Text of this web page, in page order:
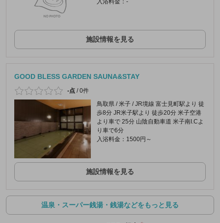
入浴料金：-
施設情報を見る
GOOD BLESS GARDEN SAUNA&STAY
-点 /0件
鳥取県 / 米子 / JR境線 富士見町駅より 徒
歩8分 JR米子駅より 徒歩20分 米子空港
より車で 25分 山陰自動車道 米子南I.Cよ
り車で6分
入浴料金：1500円～
施設情報を見る
温泉・スーパー銭湯・銭湯などをもっと見る